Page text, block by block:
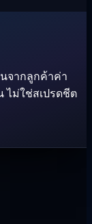
จากลูกค้าค่า
ไม่ใช่สเปรดชีต